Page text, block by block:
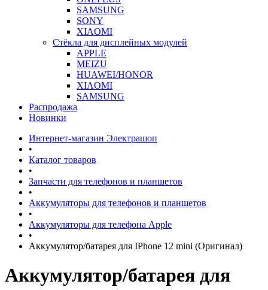
SAMSUNG
SONY
XIAOMI
Стёкла для дисплейных модулей
APPLE
MEIZU
HUAWEI/HONOR
XIAOMI
SAMSUNG
Распродажа
Новинки
Интернет-магазин Электрашоп
•
Каталог товаров
•
Запчасти для телефонов и планшетов
•
Аккумуляторы для телефонов и планшетов
•
Аккумуляторы для телефона Apple
•
Аккумулятор/батарея для IPhone 12 mini (Оригинал)
Аккумулятор/батарея для